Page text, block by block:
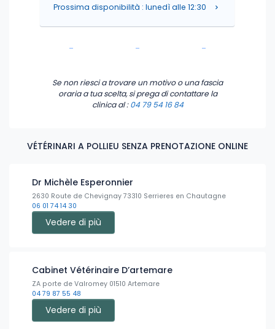
- - -
Prossima disponibilità : lunedì alle 12:30
Se non riesci a trovare un motivo o una fascia
oraria a tua scelta, si prega di contattare la
clinica al :04 79 54 16 84
VÉTÉRINARI A POLLIEU SENZA PRENOTAZIONE ONLINE
Dr Michèle Esperonnier
2630 Route de Chevignay 73310 Serrieres en Chautagne
06 01 74 14 30
Vedere di più
Cabinet Vétérinaire D’artemare
ZA porte de Valromey 01510 Artemare
04 79 87 55 48
Vedere di più